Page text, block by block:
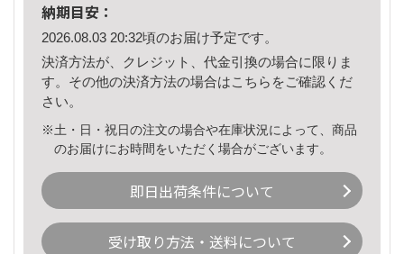
納期目安：
2026.08.03 20:32頃のお届け予定です。
決済方法が、クレジット、代金引換の場合に限りま
す。その他の決済方法の場合はこちら をご確認くだ
さい。
※土・日・祝日の注文の場合や在庫状況によって、商品
のお届けにお時間をいただく場合がございます。
即日出荷条件について
受け取り方法・送料について